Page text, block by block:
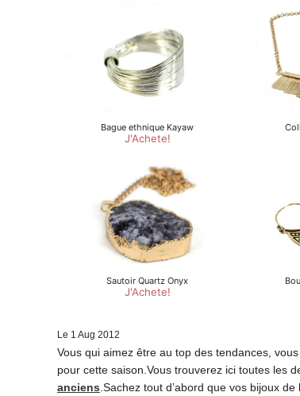
Le 1 Aug 2012
Vous qui aimez être au top des tendances,
pour cette saison.Vous trouverez ici toutes les
anciens.Sachez tout d’abord que vos bijoux